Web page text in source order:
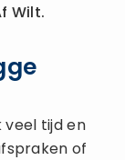
Wilt.
veel tijd en
of